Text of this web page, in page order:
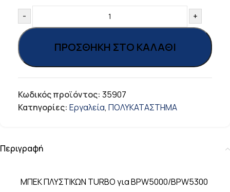
- +
ΠΡΟΣΘΉΚΗ ΣΤΟ ΚΑΛΆΘΙ
Κωδικός προϊόντος: 35907
Κατηγορίες: Εργαλεία, ΠΟΛΥΚΑΤΑΣΤΗΜΑ
Περιγραφή
ΜΠΕΚ ΠΛΥΣΤΙΚΩΝ TURBO για BPW5000/BPW5300